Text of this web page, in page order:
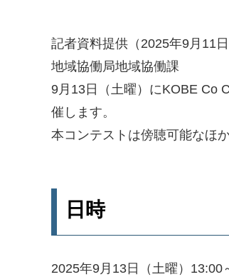
記者資料提供（2025年9月11日
地域協働局地域協働課
9月13日（土曜）にKOBE Co
催します。
本コンテストは傍聴可能なほ
日時
2025年9月13日（土曜）13:00